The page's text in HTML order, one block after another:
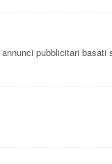
pubblicitari basati